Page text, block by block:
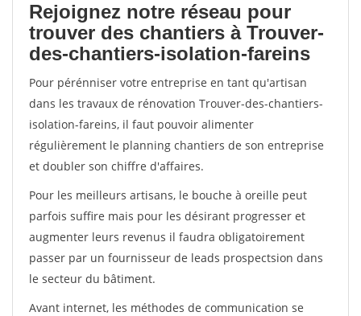
Rejoignez notre réseau pour
trouver des chantiers à Trouver-
des-chantiers-isolation-fareins
Pour pérénniser votre entreprise en tant qu'artisan
dans les travaux de rénovation Trouver-des-chantiers-
isolation-fareins, il faut pouvoir alimenter
régulièrement le planning chantiers de son entreprise
et doubler son chiffre d'affaires.
Pour les meilleurs artisans, le bouche à oreille peut
parfois suffire mais pour les désirant progresser et
augmenter leurs revenus il faudra obligatoirement
passer par un fournisseur de leads prospectsion dans
le secteur du bâtiment.
Avant internet, les méthodes de communication se